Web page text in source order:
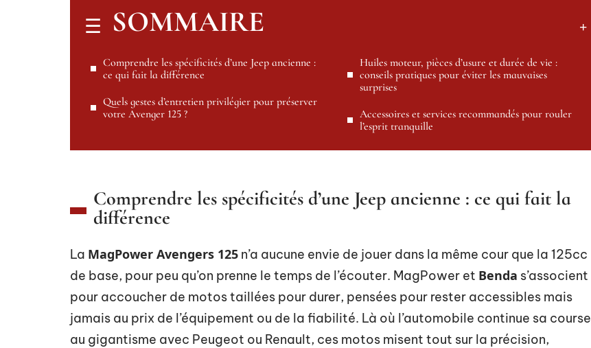
SOMMAIRE
Comprendre les spécificités d’une Jeep ancienne :
ce qui fait la différence
Quels gestes d’entretien privilégier pour préserver
votre Avenger 125 ?
Huiles moteur, pièces d’usure et durée de vie :
conseils pratiques pour éviter les mauvaises
surprises
Accessoires et services recommandés pour rouler
l’esprit tranquille
Comprendre les spécificités d’une Jeep ancienne : ce qui fait la
différence
La MagPower Avengers 125 n’a aucune envie de jouer dans la même cour que la 125cc
de base, pour peu qu’on prenne le temps de l’écouter. MagPower et Benda s’associent
pour accoucher de motos taillées pour durer, pensées pour rester accessibles mais
jamais au prix de l’équipement ou de la fiabilité. Là où l’automobile continue sa course
au gigantisme avec Peugeot ou Renault, ces motos misent tout sur la précision,